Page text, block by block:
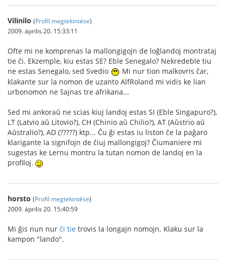
Vilinilo (Profil megtekintése)
2009. április 20. 15:33:11
Ofte mi ne komprenas la mallongigojn de loĝlandoj montrataj
tie ĉi. Ekzemple, kiu estas SE? Eble Senegalo? Nekredeble tiu
ne estas Senegalo, sed Svedio
Mi nur tion malkovris ĉar,
klakante sur la nomon de uzanto AlfRoland mi vidis ke lian
urbonomon ne ŝajnas tre afrikana...
Sed mi ankoraŭ ne scias kiuj landoj estas SI (Eble Singapuro?),
LT (Latvio aŭ Litovio?), CH (Chinio aŭ Chilio?), AT (Aŭstrio aŭ
Aŭstralio?), AD (?????) ktp... Ĉu ĝi estas iu liston ĉe la paĝaro
klarigante la signifojn de ĉiuj mallongigoj? Ĉiumaniere mi
sugestas ke Lernu montru la tutan nomon de landoj en la
profiloj.
horsto (Profil megtekintése)
2009. április 20. 15:40:59
Mi ĝis nun nur ĉi tie trovis la longajn nomojn. Klaku sur la
kampon "lando".